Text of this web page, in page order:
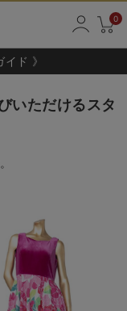
0
ド 》
いただけるスタ